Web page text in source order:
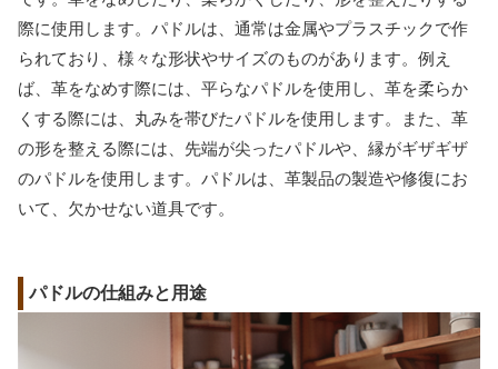
際に使用します。パドルは、通常は金属やプラスチックで作
られており、様々な形状やサイズのものがあります。例え
ば、革をなめす際には、平らなパドルを使用し、革を柔らか
くする際には、丸みを帯びたパドルを使用します。また、革
の形を整える際には、先端が尖ったパドルや、縁がギザギザ
のパドルを使用します。パドルは、革製品の製造や修復にお
いて、欠かせない道具です。
パドルの仕組みと用途